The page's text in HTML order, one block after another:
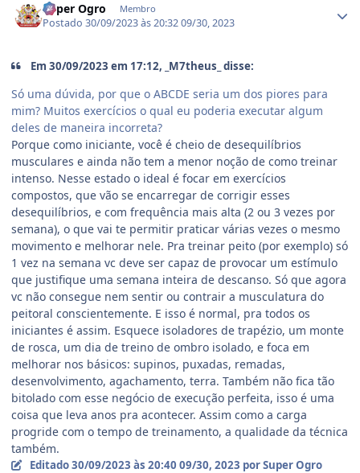
Super Ogro Membro
Postado30/09/2023 às 20:3209/30, 2023
Em 30/09/2023 em 17:12, _M7theus_ disse:
Só uma dúvida, por que o ABCDE seria um dos piores para
mim? Muitos exercícios o qual eu poderia executar algum
deles de maneira incorreta?
Porque como iniciante, você é cheio de desequilíbrios
musculares e ainda não tem a menor noção de como treinar
intenso. Nesse estado o ideal é focar em exercícios
compostos, que vão se encarregar de corrigir esses
desequilíbrios, e com frequência mais alta (2 ou 3 vezes por
semana), o que vai te permitir praticar várias vezes o mesmo
movimento e melhorar nele. Pra treinar peito (por exemplo) só
1 vez na semana vc deve ser capaz de provocar um estímulo
que justifique uma semana inteira de descanso. Só que agora
vc não consegue nem sentir ou contrair a musculatura do
peitoral conscientemente. E isso é normal, pra todos os
iniciantes é assim. Esquece isoladores de trapézio, um monte
de rosca, um dia de treino de ombro isolado, e foca em
melhorar nos básicos: supinos, puxadas, remadas,
desenvolvimento, agachamento, terra. Também não fica tão
bitolado com esse negócio de execução perfeita, isso é uma
coisa que leva anos pra acontecer. Assim como a carga
progride com o tempo de treinamento, a qualidade da técnica
também.
Editado30/09/2023 às 20:40 09/30, 2023 por Super Ogro